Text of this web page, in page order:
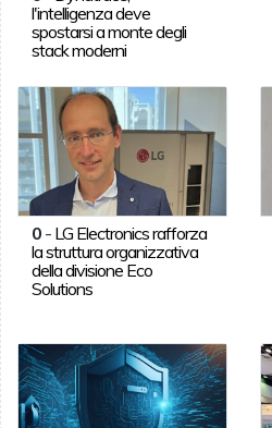
l'intelligenza deve
spostarsi a monte degli
stack moderni
0- LG Electronics rafforza
la struttura organizzativa
della divisione Eco
Solutions